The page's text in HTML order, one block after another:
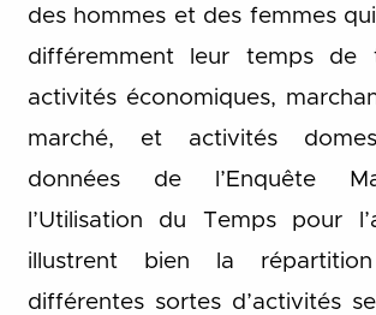
des hommes et des femmes
différemment leur temps de
activités économiques,
marché, et activités
données de l’Enquête
l’Utilisation du Temps pour
illustrent bien la
différentes sortes d’activités